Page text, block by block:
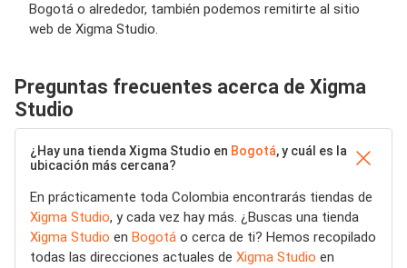
Bogotá o alrededor, también podemos remitirte al sitio
web de Xigma Studio.
Preguntas frecuentes acerca de Xigma
Studio
¿Hay una tienda Xigma Studio en Bogotá, y cuál es la
ubicación más cercana?
En prácticamente toda Colombia encontrarás tiendas de
Xigma Studio, y cada vez hay más. ¿Buscas una tienda
Xigma Studio en Bogotá o cerca de ti? Hemos recopilado
todas las direcciones actuales de Xigma Studio en